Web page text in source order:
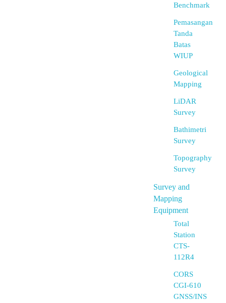
Benchmark
Pemasangan
Tanda
Batas
WIUP
Geological
Mapping
LiDAR
Survey
Bathimetri
Survey
Topography
Survey
Survey and
Mapping
Equipment
Total
Station
CTS-
112R4
CORS
CGI-610
GNSS/INS